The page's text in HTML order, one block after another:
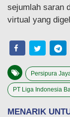
sejumlah saran
virtual yang
Persipura
PT Liga Indonesia